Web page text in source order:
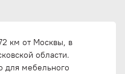
км от Москвы, в
области.
для мебельного